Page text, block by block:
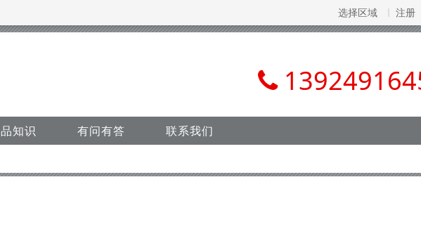
选择区域 注册
知识 有问有答 联系我们